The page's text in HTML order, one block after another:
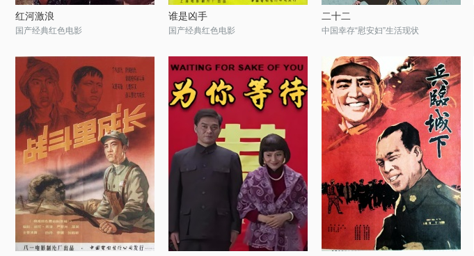
红河激浪
国产经典红色电影
谁是凶手
国产经典红色电影
二十二
中国幸存“慰安妇”生活现状